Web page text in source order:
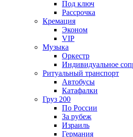
Под ключ
Рассрочка
Кремация
Эконом
VIP
Музыка
Оркестр
Индивидуальное
Ритуальный транспорт
Автобусы
Катафалки
Груз 200
По России
За рубеж
Израиль
Германия